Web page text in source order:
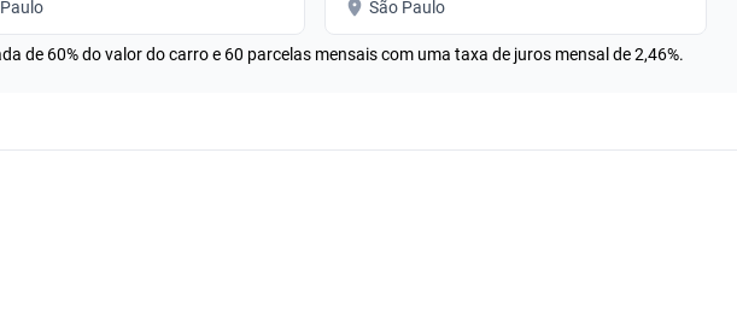
São Paulo
de 60% do valor do carro e 60 parcelas mensais com uma taxa de juros mensal de 2,46%.